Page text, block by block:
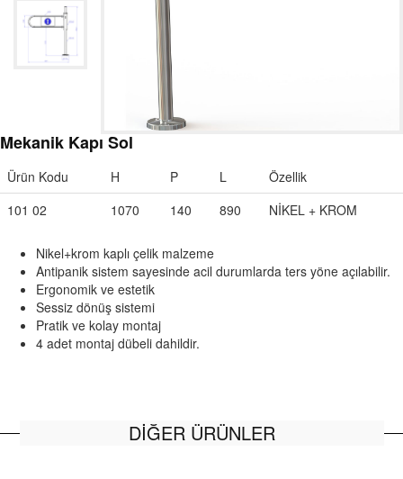
Mekanik Kapı Sol
Ürün Kodu H P L
Özellik
101 02
1070 140 890 NİKEL + KROM
Nikel+krom kaplı çelik malzeme
Antipanik sistem sayesinde acil durumlarda ters yöne açılabilir.
Ergonomik ve estetik
Sessiz dönüş sistemi
Pratik ve kolay montaj
4 adet montaj dübeli dahildir.
DİĞER ÜRÜNLER